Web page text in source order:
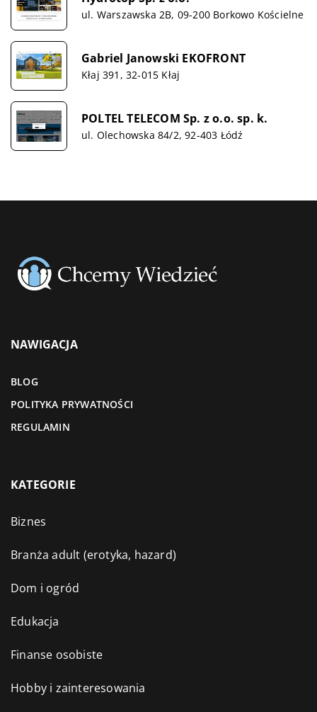
ul. Warszawska 2B, 09-200 Borkowo Kościelne
Gabriel Janowski EKOFRONT
Kłaj 391, 32-015 Kłaj
POLTEL TELECOM Sp. z o.o. sp. k.
ul. Olechowska 84/2, 92-403 Łódź
NAWIGACJA
BLOG
POLITYKA PRYWATNOŚCI
REGULAMIN
KATEGORIE
Biznes
Branża adult (erotyka, hazard)
Dom i ogród
Edukacja
Finanse osobiste
Hobby i zainteresowania